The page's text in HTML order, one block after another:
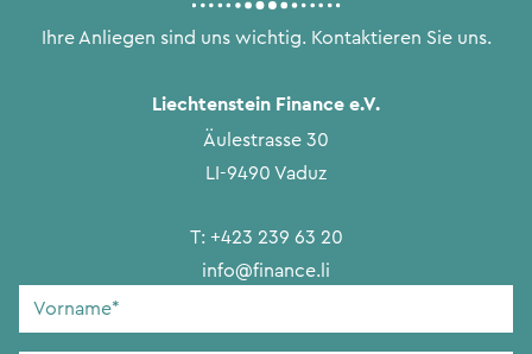
Ihre Anliegen sind uns wichtig. Kontaktieren Sie uns.
Liechtenstein Finance e.V.
Äulestrasse 30
LI-9490 Vaduz
T: +423 239 63 20
info@finance.li
Vorname